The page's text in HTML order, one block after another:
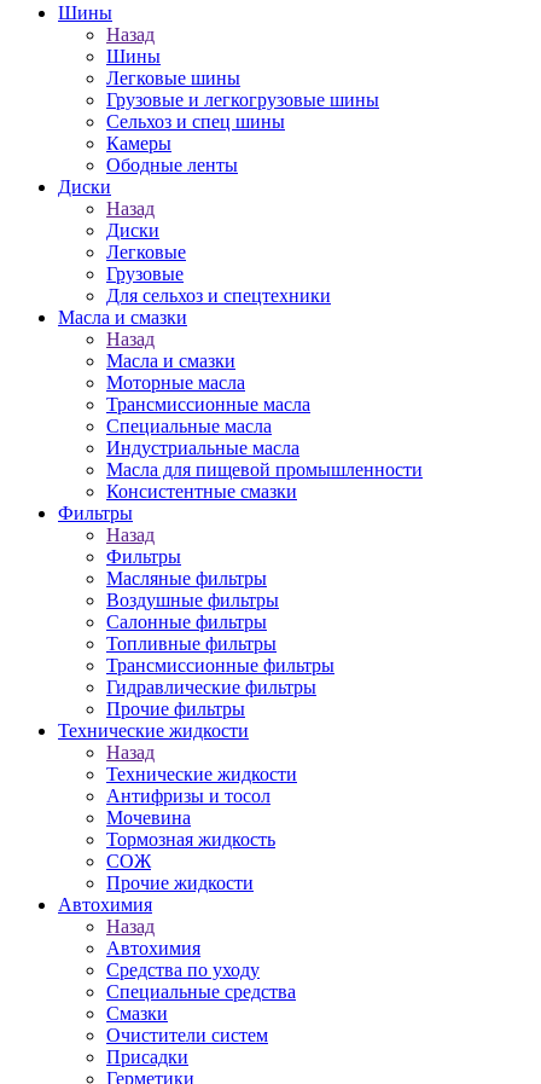
Шины
Назад
Шины
Легковые шины
Грузовые и легкогрузовые шины
Сельхоз и спец шины
Камеры
Ободные ленты
Диски
Назад
Диски
Легковые
Грузовые
Для сельхоз и спецтехники
Масла и смазки
Назад
Масла и смазки
Моторные масла
Трансмиссионные масла
Специальные масла
Индустриальные масла
Масла для пищевой промышленности
Консистентные смазки
Фильтры
Назад
Фильтры
Масляные фильтры
Воздушные фильтры
Салонные фильтры
Топливные фильтры
Трансмиссионные фильтры
Гидравлические фильтры
Прочие фильтры
Технические жидкости
Назад
Технические жидкости
Антифризы и тосол
Мочевина
Тормозная жидкость
СОЖ
Прочие жидкости
Автохимия
Назад
Автохимия
Средства по уходу
Специальные средства
Смазки
Очистители систем
Присадки
Герметики